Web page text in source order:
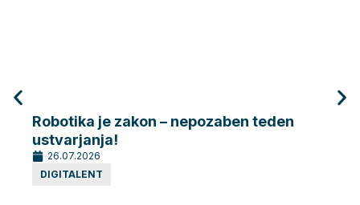
Robotika je zakon – nepozaben teden
ustvarjanja!
26.07.2026
DIGITALENT